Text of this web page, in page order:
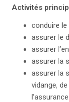
Activités
conduire
assurer le
assurer
assurer la
assurer la
vidange,
l’assurance.